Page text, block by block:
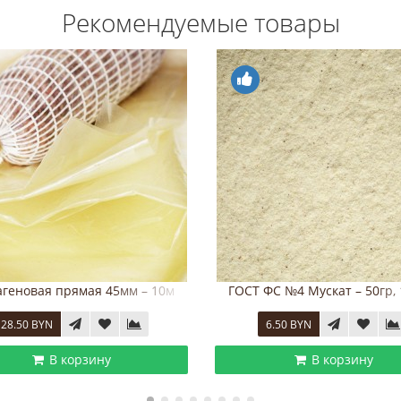
Рекомендуемые товары
ГОСТ ФС №4 Мускат – 50гр, 100гр.
6.50 BYN
В корзину
Айцел для
10.50 BYN
В